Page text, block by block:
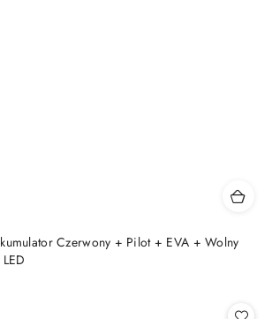
Czerwony + Pilot + EVA + Wolny